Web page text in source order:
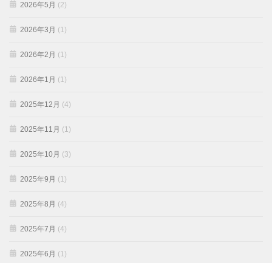
2026年5月 (2)
2026年3月 (1)
2026年2月 (1)
2026年1月 (1)
2025年12月 (4)
2025年11月 (1)
2025年10月 (3)
2025年9月 (1)
2025年8月 (4)
2025年7月 (4)
2025年6月 (1)